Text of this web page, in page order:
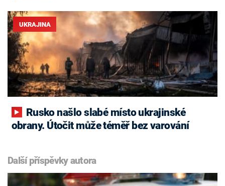
UKRAJINA
obrany. Útočit může téměř bez varování
Další příspěvky autora